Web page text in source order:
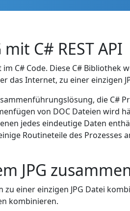
C# REST API
im C# Code. Diese C#
das Internet, zu einer einzigen
die
von DOC Dateien wird
jedes eindeutige Daten
Routineteile des Prozesses
JPG
einer einzigen JPG Datei
kombinieren.